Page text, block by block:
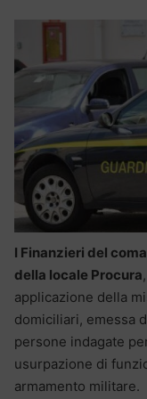
I Finanzieri del
della locale Procura
applicazione della
domiciliari, emessa
persone indagate
usurpazione di
armamento militare.